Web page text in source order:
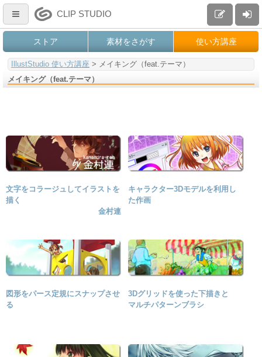
CLIP STUDIO
ストア 素材をさがす 使い方講座
IllustStudio 使い方講座 > メイキング（feat.テーマ）
メイキング（feat.テーマ）
文字をコラージュしてイラストを
描く
金村連
キャラクター3Dモデルを利用し
た作画
図形をパース定規にスナップさせ
る
3Dグリッドを使った下描きと
マルチパターンブラシ